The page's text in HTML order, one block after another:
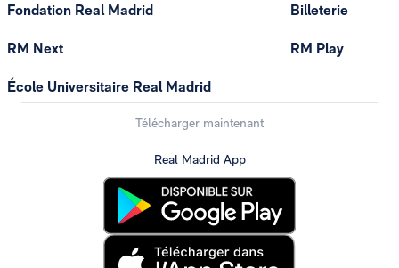
Fondation Real Madrid
RM Next
École Universitaire Real Madrid
Billeterie
RM Play
Télécharger maintenant
Real Madrid App